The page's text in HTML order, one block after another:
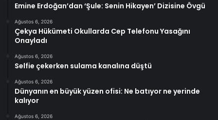
Emine Erdoğan’dan ‘Şule: Senin Hikayen’ Dizisine Övgü
Ağustos 6, 2026
Çekya Hükümeti Okullarda Cep Telefonu Yasağını
Onayladı
Ağustos 6, 2026
Selfie çekerken sulama kanalına düştü
Ağustos 6, 2026
Dünyanın en büyük yüzen ofisi: Ne batıyor ne yerinde
kalıyor
Ağustos 6, 2026